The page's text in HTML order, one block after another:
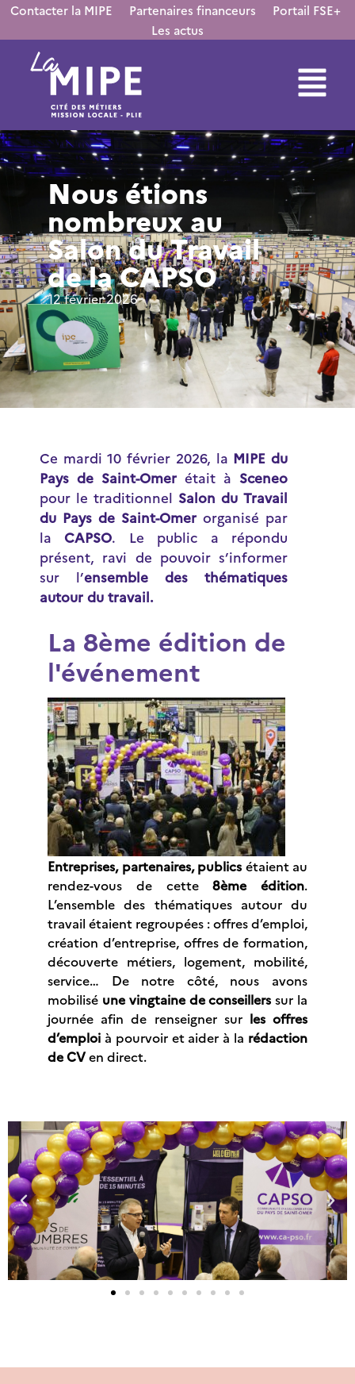
principal
Contacter la MIPE Partenaires financeurs
Portail FSE+
Les actus
Nous étions
nombreux au
Salon du Travail
de la CAPSO
12 février 2026
Ce mardi 10 février 2026, la MIPE du
Pays de Saint-Omer était à Sceneo
pour le traditionnel Salon du Travail
du Pays de Saint-Omerorganisé par
laCAPSO. Le public a répondu
présent, ravi de pouvoir s’informer
sur l’ensemble des thématiques
autour du travail.
La 8ème édition de
l'événement
Entreprises, partenaires, publics étaient au
rendez-vous de cette8ème édition.
L’ensemble des thématiques autour du
travail étaient regroupées : offres d’emploi,
création d’entreprise, offres de formation,
découverte métiers, logement, mobilité,
service… De notre côté, nous avons
mobilisé une vingtaine de conseillers sur la
journée afin de renseigner surles offres
d’emploi à pourvoir et aider à la rédaction
de CVen direct.